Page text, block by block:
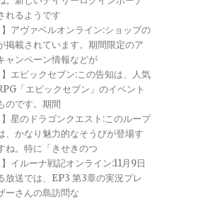
れるようです
】アヴァベルオンライン:ショップの
掲載されています。期間限定のア
ャンペーン情報などが
】エピックセブン:この告知は、人気
「エピックセブン」のイベント
のです。期間
】星のドラゴンクエスト:このループ
、かなり魅力的なそうびが登場す
ね。特に「きせきのつ
】イルーナ戦記オンライン:11月9日
放送では、EP3 第3章の実況プレ
ーさんの島訪問な